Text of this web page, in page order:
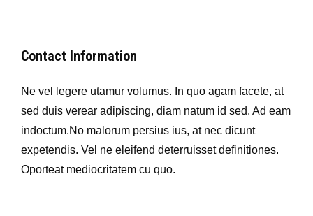
Contact Information
Ne vel legere utamur volumus. In quo agam facete, at
sed duis verear adipiscing, diam natum id sed. Ad eam
indoctum.No malorum persius ius, at nec dicunt
expetendis. Vel ne eleifend deterruisset definitiones.
Oporteat mediocritatem cu quo.